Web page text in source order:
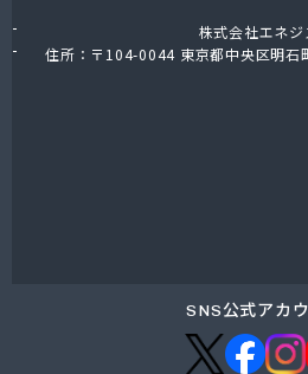
古賀政商店
江藤石油株式会社 浮羽営業所
株式会社エネジ
住所：〒104-0044 東京都中央区明石
SNS公式アカ